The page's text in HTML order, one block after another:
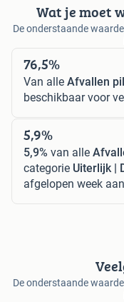
Wat je moet
De onderstaande
76,5%
Van alle Afvallen
beschikbaar voor
5,9%
5,9% van alle
categorie Uiterlijk |
afgelopen week
De onderstaande